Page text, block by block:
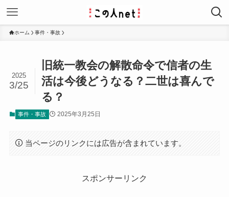
ホーム 事件・事故
旧統一教会の解散命令で信者の生
活は今後どうなる？二世は喜んで
る？
2025
3/25
事件・事故 2025年3月25日
当ページのリンクには広告が含まれています。
スポンサーリンク